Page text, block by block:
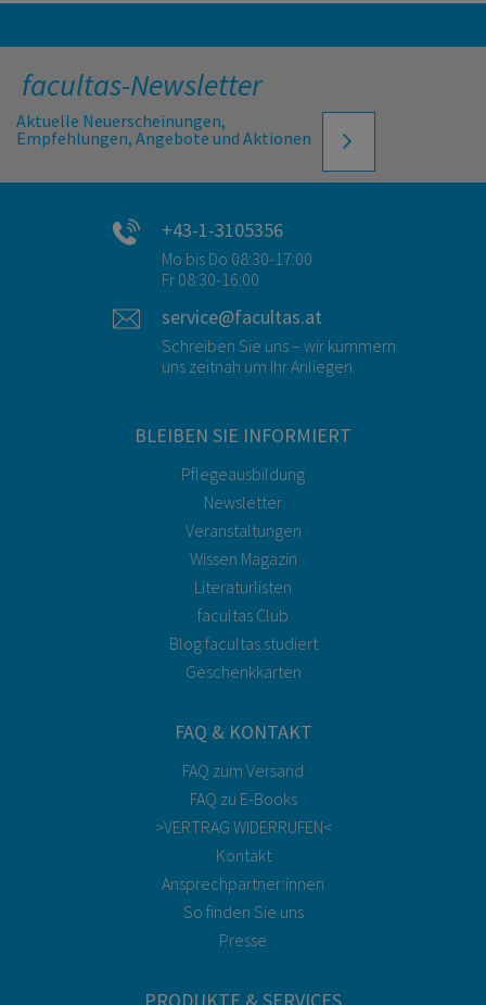
facultas-Newsletter
Aktuelle Neuerscheinungen,
Empfehlungen, Angebote und Aktionen
+43-1-3105356
Mo bis Do 08:30-17:00
Fr 08:30-16:00
service@facultas.at
Schreiben Sie uns – wir kümmern
uns zeitnah um Ihr Anliegen.
BLEIBEN SIE INFORMIERT
Pflegeausbildung
Newsletter
Veranstaltungen
Wissen Magazin
Literaturlisten
facultas Club
Blog facultas.studiert
Geschenkkarten
FAQ & KONTAKT
FAQ zum Versand
FAQ zu E-Books
>VERTRAG WIDERRUFEN<
Kontakt
Ansprechpartner:innen
So finden Sie uns
Presse